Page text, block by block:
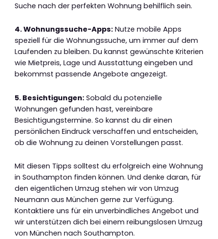
Suche nach der perfekten Wohnung behilflich sein.
4. Wohnungssuche-Apps: Nutze mobile Apps
speziell für die Wohnungssuche, um immer auf dem
Laufenden zu bleiben. Du kannst gewünschte Kriterien
wie Mietpreis, Lage und Ausstattung eingeben und
bekommst passende Angebote angezeigt.
5. Besichtigungen: Sobald du potenzielle
Wohnungen gefunden hast, vereinbare
Besichtigungstermine. So kannst du dir einen
persönlichen Eindruck verschaffen und entscheiden,
ob die Wohnung zu deinen Vorstellungen passt.
Mit diesen Tipps solltest du erfolgreich eine Wohnung
in Southampton finden können. Und denke daran, für
den eigentlichen Umzug stehen wir von Umzug
Neumann aus München gerne zur Verfügung.
Kontaktiere uns für ein unverbindliches Angebot und
wir unterstützen dich bei einem reibungslosen Umzug
von München nach Southampton.